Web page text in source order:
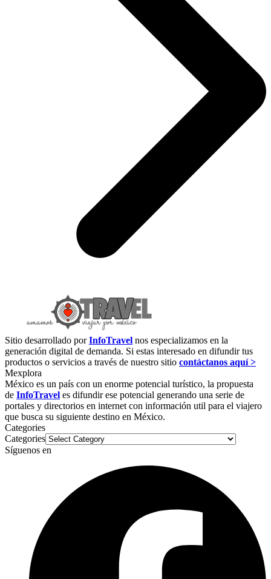
Sitio desarrollado porInfoTravel nos especializamos en la
generación digital de demanda. Si estas interesado en difundir tus
productos o servicios a través de nuestro sitio contáctanos aquí >
Mexplora
México es un país con un enorme potencial turístico, la propuesta
de InfoTravel es difundir ese potencial generando una serie de
portales y directorios en internet con información util para el viajero
que busca su siguiente destino en México.
Categories
Categories
Síguenos en